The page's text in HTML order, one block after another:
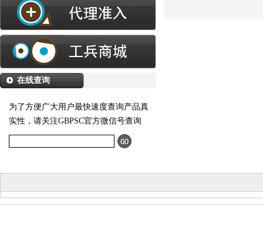
在线查询
为了方便广大用户最快速度查询产品真
实性，请关注GBPSC官方微信号查询